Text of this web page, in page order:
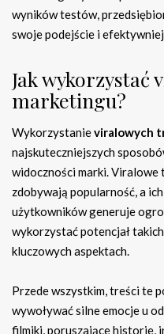
wyników testów,
swoje podejście i
Jak wykorzystać
marketingu?
Wykorzystanieviralowych
najskuteczniejszych
widoczności marki. Viralowe
zdobywają popularność, a
użytkowników generuje
wykorzystać potencjał
kluczowych aspektach.
Przede wszystkim, treści te
wywoływać silne emocje u
filmiki, poruszające historie,